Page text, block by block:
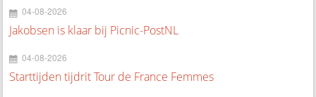
04-08-2026
Jakobsen is klaar bij Picnic-PostNL
04-08-2026
Starttijden tijdrit Tour de France Femmes